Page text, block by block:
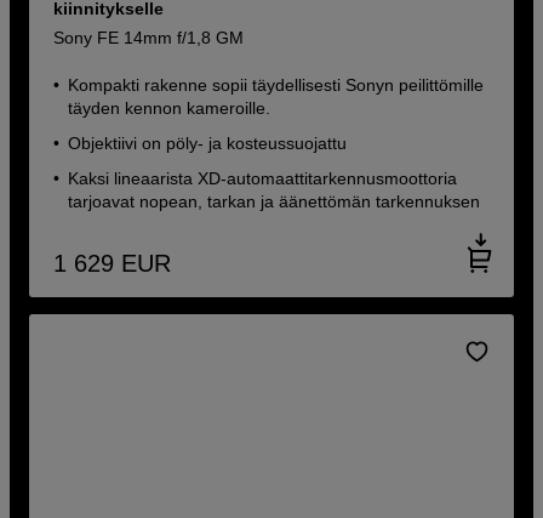
kiinnitykselle
Sony FE 14mm f/1,8 GM
Kompakti rakenne sopii täydellisesti Sonyn peilittömille
täyden kennon kameroille.
Objektiivi on pöly- ja kosteussuojattu
Kaksi lineaarista XD-automaattitarkennusmoottoria
tarjoavat nopean, tarkan ja äänettömän tarkennuksen
1 629 EUR